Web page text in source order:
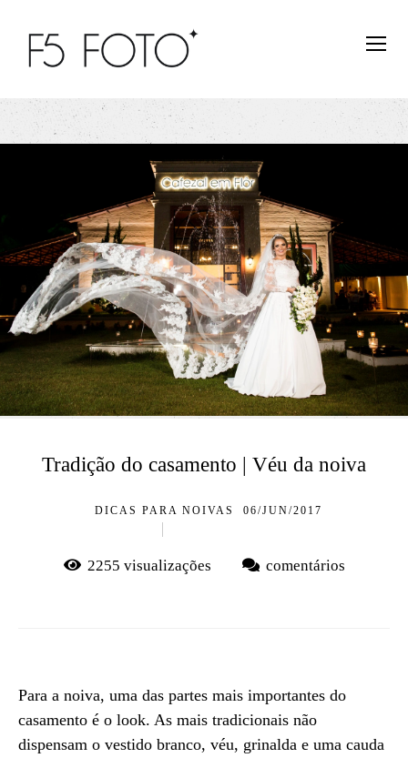
DICAS PARA NOIVAS 06/JUN/2017
Tradição do casamento | Véu da noiva
2255 visualizações comentários
Para a noiva, uma das partes mais importantes do
casamento é o look. As mais tradicionais não
dispensam o vestido branco, véu, grinalda e uma cauda